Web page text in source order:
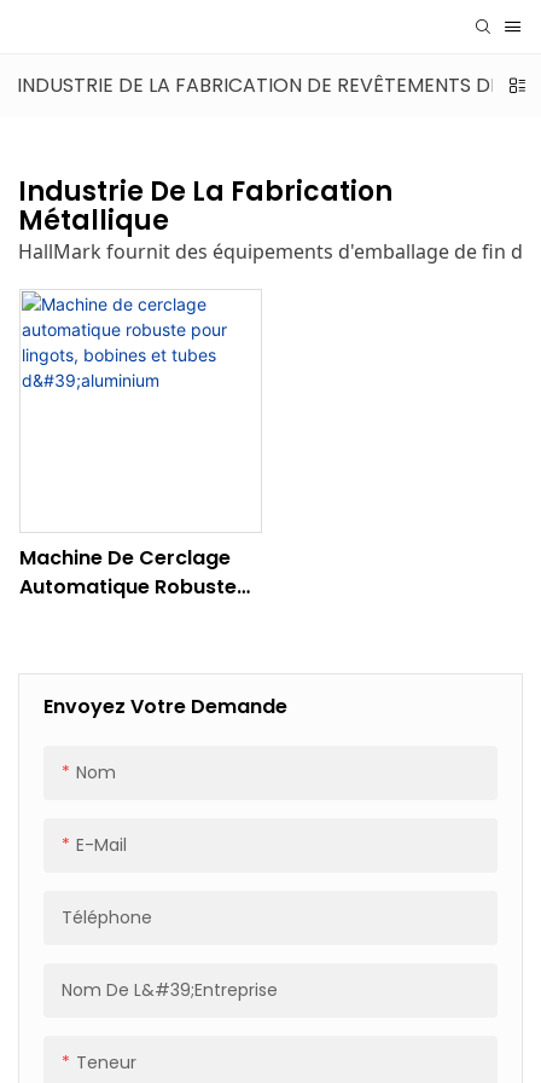
INDUSTRIE DE LA FABRICATION DE REVÊTEMENTS DE SOL
Industrie De La Fabrication
Métallique
HallMark fournit des équipements d'emballage de fin
Envoyez Votre Demande
Nom
E-Mail
Téléphone
Nom De L&#39;entreprise
Teneur
Machine De Cerclage
Automatique Robuste